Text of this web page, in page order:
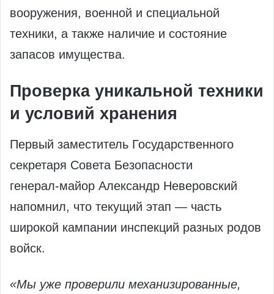
вооружения, военной и специальной
техники, а также наличие и состояние
запасов имущества.
Проверка уникальной техники
и условий хранения
Первый заместитель Государственного
секретаря Совета Безопасности
генерал‑майор Александр Неверовский
напомнил, что текущий этап — часть
широкой кампании инспекций разных родов
войск.
«Мы уже проверили механизированные,